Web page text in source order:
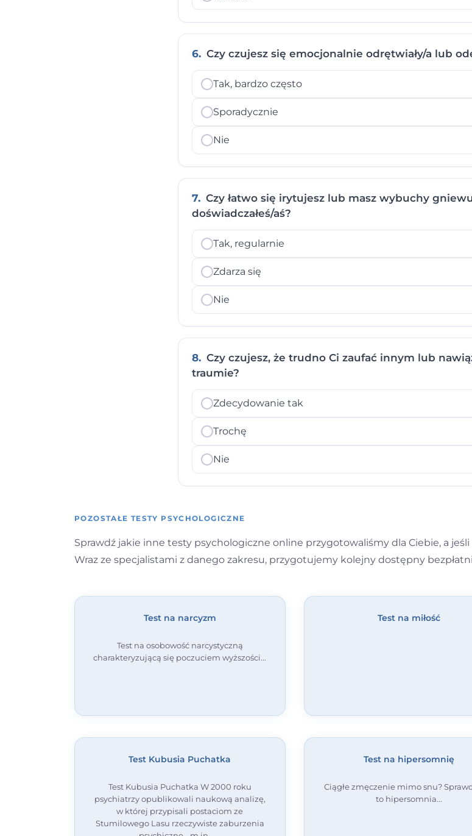
6. Czy czujesz się emocjonalnie odrętwiały/a lub
Tak, bardzo często
Sporadycznie
Nie
7. Czy łatwo się irytujesz lub masz wybuchy
doświadczałeś/aś?
Tak, regularnie
Zdarza się
Nie
8. Czy czujesz, że trudno Ci zaufać innym lub
traumie?
Zdecydowanie tak
Trochę
Nie
POZOSTAŁE TESTY PSYCHOLOGICZNE
Sprawdź jakie inne testy psychologiczne online przygotowaliśmy dla Ciebie, a
Wraz ze specjalistami z danego zakresu, przygotujemy kolejny dostępny
Test na narcyzm
Test na osobowość narcystyczną
charakteryzującą się poczuciem wyższości
Test na miłość
Test Kubusia Puchatka
Test Kubusia Puchatka W 2000 roku
psychiatrzy opublikowali naukową analizę,
w której przypisali postaciom ze
Stumilowego Lasu rzeczywiste zaburzenia
Test na hipersomnię
Ciągłe zmęczenie mimo snu?
to hipersomnia